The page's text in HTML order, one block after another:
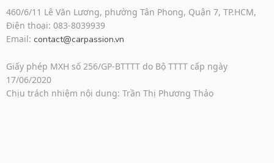
460/6/11 Lê Văn Lương, phường Tân Phong, Quận 7, TP.HCM,
Điện thoại: 083-8039939
Email: contact@carpassion.vn
Giấy phép MXH số 256/GP-BTTTT do Bộ TTTT cấp ngày
17/06/2020
Chịu trách nhiệm nội dung: Trần Thị Phương Thảo